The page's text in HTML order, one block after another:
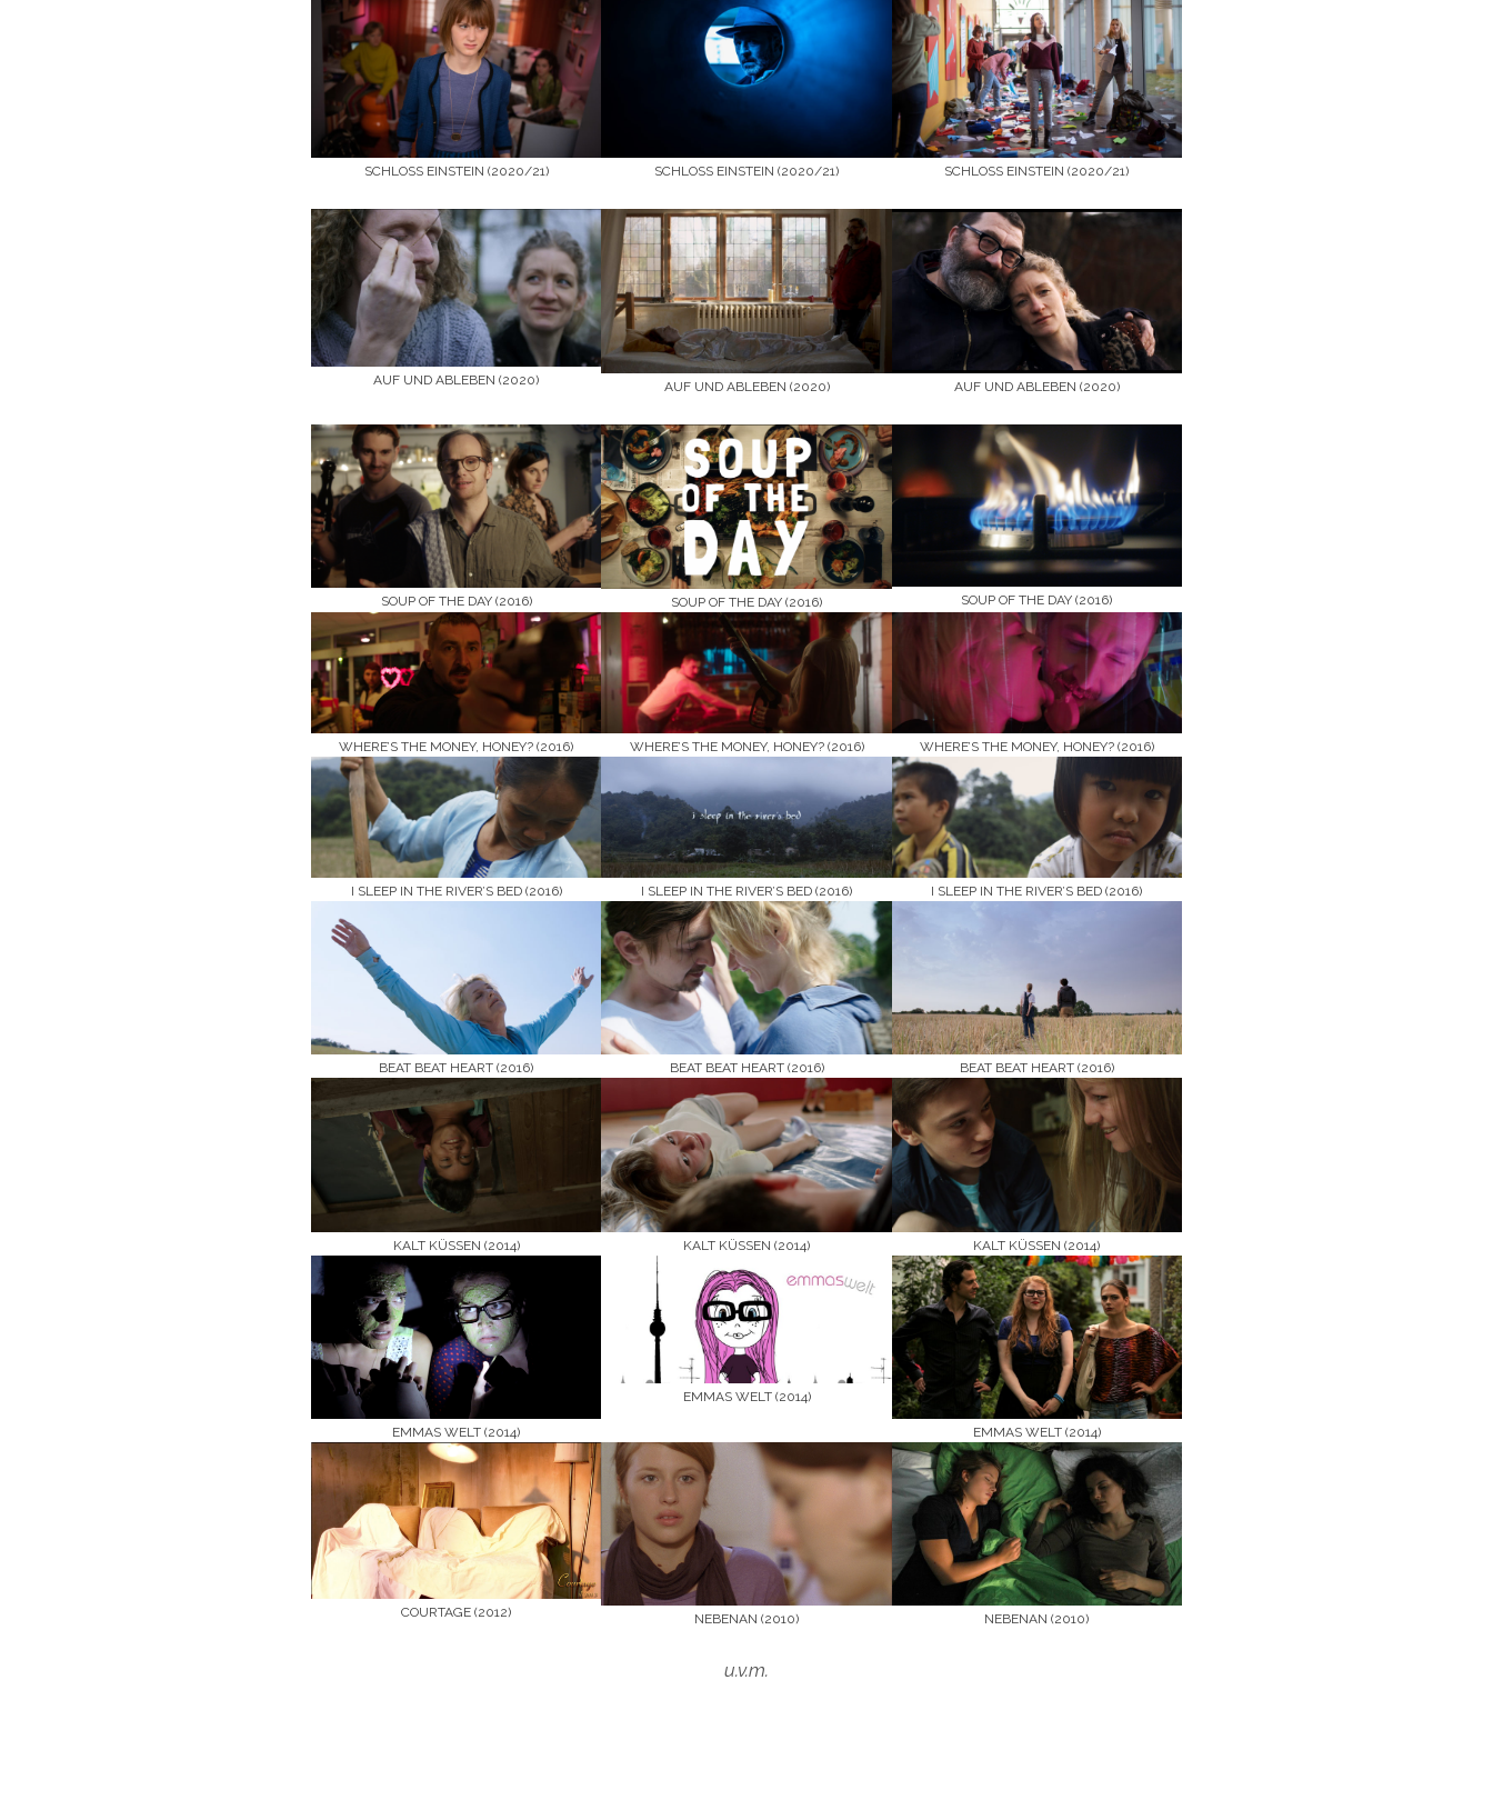
SCHLOSS EINSTEIN (2020/21) SCHLOSS EINSTEIN (2020/21) SCHLOSS EINSTEIN (2020/21)
AUF UND ABLEBEN (2020) AUF UND ABLEBEN (2020) AUF UND ABLEBEN (2020)
SOUP OF THE DAY (2016) SOUP OF THE DAY (2016) SOUP OF THE DAY (2016)
WHERE’S THE MONEY, HONEY? (2016) WHERE’S THE MONEY, HONEY? (2016) WHERE’S THE MONEY, HONEY? (2016)
I SLEEP IN THE RIVER’S BED (2016) I SLEEP IN THE RIVER’S BED (2016) I SLEEP IN THE RIVER’S BED (2016)
BEAT BEAT HEART (2016) BEAT BEAT HEART (2016) BEAT BEAT HEART (2016)
KALT KÜSSEN (2014) KALT KÜSSEN (2014) KALT KÜSSEN (2014)
EMMAS WELT (2014)
EMMAS WELT (2014)
EMMAS WELT (2014)
COURTAGE (2012) NEBENAN (2010) NEBENAN (2010)
u.v.m.